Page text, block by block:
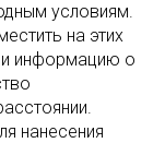
условиям.
на этих
и информацию о
нанесения